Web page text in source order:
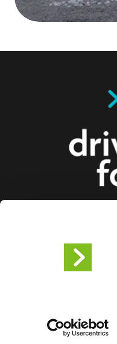
Vi tilbyr
lastebiler